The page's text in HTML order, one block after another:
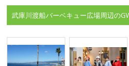
武庫川渡船バーベキュー広場周辺の